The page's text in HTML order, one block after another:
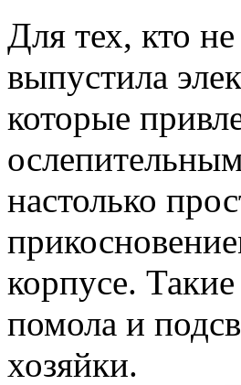
Для тех, кто
выпустила
которые
настолько
корпусе.
помола и
хозяйки.